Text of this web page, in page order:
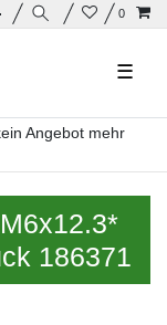
0
☰
Angebot mehr
186371